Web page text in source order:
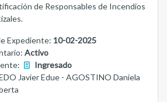
de Responsables de Incendios
Expediente: 10-02-2025
Activo
Ingresado
Javier Edue - AGOSTINO Daniela